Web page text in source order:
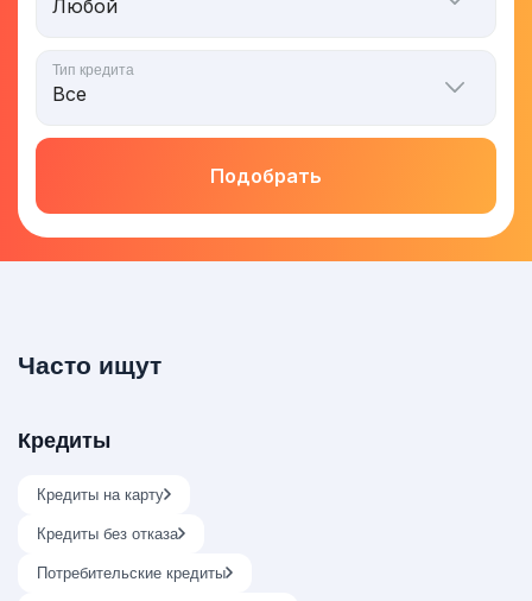
Тип кредита
Подобрать
Часто ищут
Кредиты
Кредиты на карту
Кредиты без отказа
Потребительские кредиты